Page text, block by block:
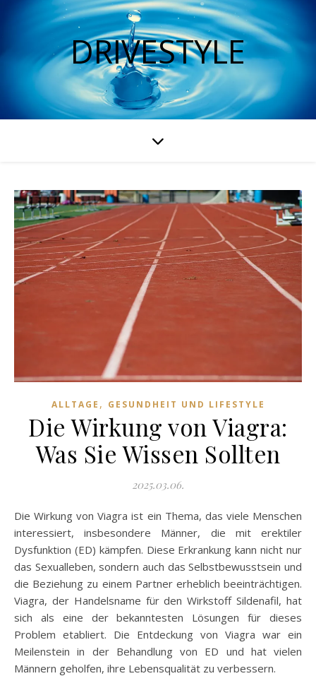
DRIVESTYLE
ALLTAGE , GESUNDHEIT UND LIFESTYLE
Die Wirkung von Viagra:
Was Sie Wissen Sollten
2025.03.06.
Die Wirkung von Viagra ist ein Thema, das viele Menschen
interessiert, insbesondere Männer, die mit erektiler
Dysfunktion (ED) kämpfen. Diese Erkrankung kann nicht nur
das Sexualleben, sondern auch das Selbstbewusstsein und
die Beziehung zu einem Partner erheblich beeinträchtigen.
Viagra, der Handelsname für den Wirkstoff Sildenafil, hat
sich als eine der bekanntesten Lösungen für dieses
Problem etabliert. Die Entdeckung von Viagra war ein
Meilenstein in der Behandlung von ED und hat vielen
Männern geholfen, ihre Lebensqualität zu verbessern.